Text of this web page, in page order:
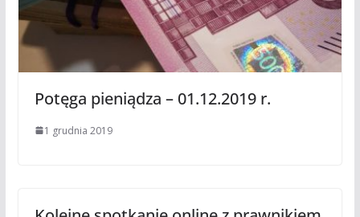
Potęga pieniądza – 01.12.2019 r.
1 grudnia 2019